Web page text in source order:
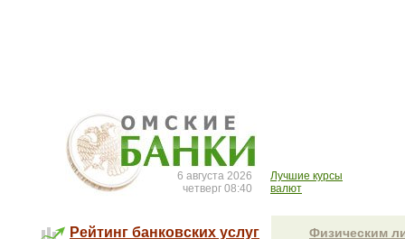
6 августа 2026
четверг 08:40
Лучшие курсы
валют
Рейтинг банковских услуг Физическим